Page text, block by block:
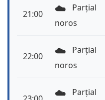
21:00 ☁️
Parțial
noros
22:00 ☁️
Parțial
noros
☁️
Parțial